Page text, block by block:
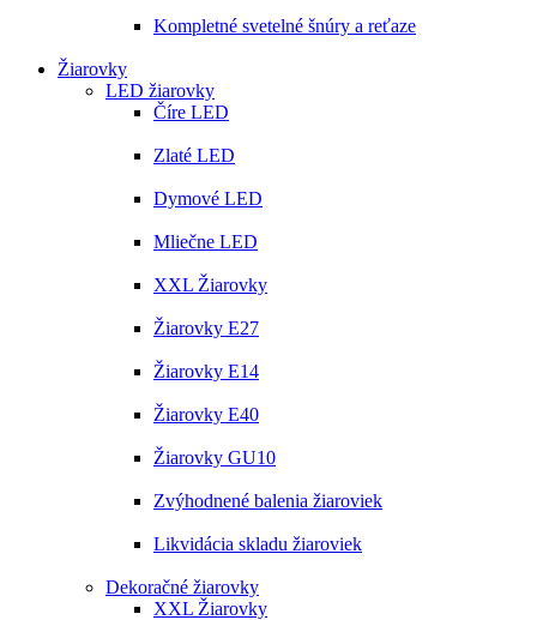
Kompletné svetelné šnúry a reťaze
Žiarovky
LED žiarovky
Číre LED
Zlaté LED
Dymové LED
Mliečne LED
XXL Žiarovky
Žiarovky E27
Žiarovky E14
Žiarovky E40
Žiarovky GU10
Zvýhodnené balenia žiaroviek
Likvidácia skladu žiaroviek
Dekoračné žiarovky
XXL Žiarovky